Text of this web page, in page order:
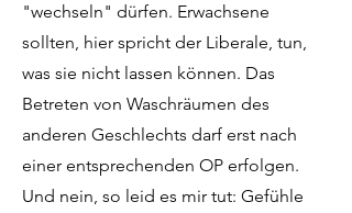
"wechseln" dürfen. Erwachsene
sollten, hier spricht der Liberale, tun,
was sie nicht lassen können. Das
Betreten von Waschräumen des
anderen Geschlechts darf erst nach
einer entsprechenden OP erfolgen.
Und nein, so leid es mir tut: Gefühle